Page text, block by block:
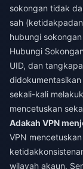
sokongan tidak
sah
hubungi
Hubungi
UID, dan
sekali-kali
mencetuskan
Adakah VPN
VPN
wilayah akaun.